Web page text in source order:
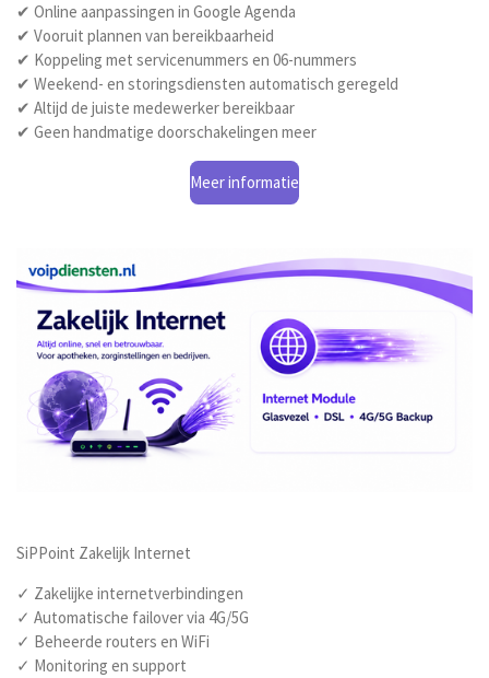
✔ Online aanpassingen in Google Agenda
✔ Vooruit plannen van bereikbaarheid
✔ Koppeling met servicenummers en 06-nummers
✔ Weekend- en storingsdiensten automatisch geregeld
✔ Altijd de juiste medewerker bereikbaar
✔ Geen handmatige doorschakelingen meer
Meer informatie
SiPPoint Zakelijk Internet
✓ Zakelijke internetverbindingen
✓ Automatische failover via 4G/5G
✓ Beheerde routers en WiFi
✓ Monitoring en support